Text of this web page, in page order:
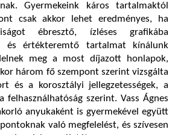
Gyermekeink káros tartalmaktól
csak akkor lehet eredményes, ha
ébresztő, ízléses grafikába
és értékteremtő tartalmat kínálunk
meg a most díjazott honlapok,
három fő szempont szerint vizsgálta
és a korosztályi jellegzetességek, a
szerint. Vass Ágnes
anyukaként is gyermekével együtt
való megfelelést, és szívesen